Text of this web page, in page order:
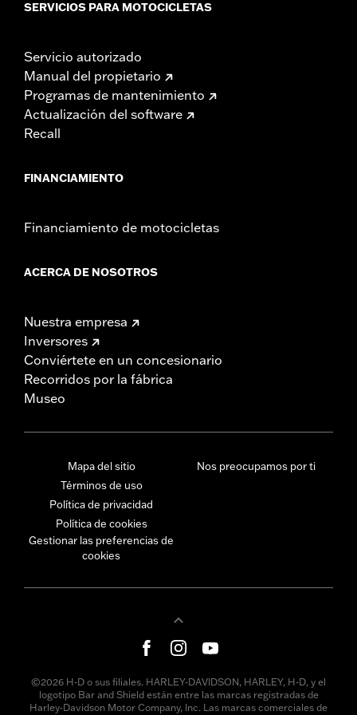
SERVICIOS PARA MOTOCICLETAS
Servicio autorizado
Manual del propietario
Programas de mantenimiento
Actualización del software
Recall
FINANCIAMIENTO
Financiamiento de motocicletas
ACERCA DE NOSOTROS
Nuestra empresa
Inversores
Conviértete en un concesionario
Recorridos por la fábrica
Museo
Mapa del sitio
Términos de uso
Política de privacidad
Política de cookies
Gestionar las preferencias de
cookies
Nos preocupamos por ti
©2026 H-D o sus filiales. HARLEY-DAVIDSON, HARLEY, H-D, y el
logotipo Bar and Shield están entre las marcas registradas de
Harley-Davidson Motor Company, Inc. Las marcas comerciales de